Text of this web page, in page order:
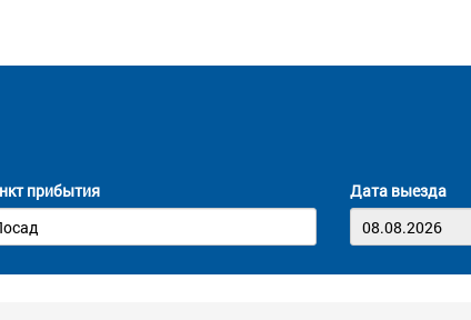
прибытия Дата выезда